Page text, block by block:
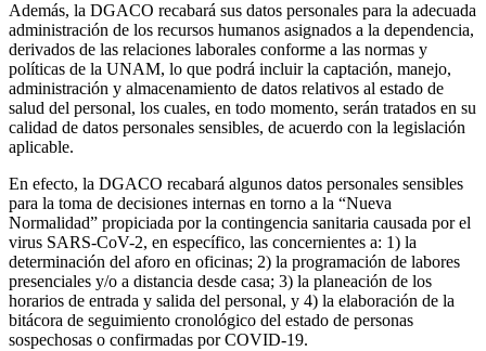
Además, la DGACO recabará sus datos personales para la adecuada
administración de los recursos humanos asignados a la dependencia,
derivados de las relaciones laborales conforme a las normas y
políticas de la UNAM, lo que podrá incluir la captación, manejo,
administración y almacenamiento de datos relativos al estado de
salud del personal, los cuales, en todo momento, serán tratados en su
calidad de datos personales sensibles, de acuerdo con la legislación
aplicable.
En efecto, la DGACO recabará algunos datos personales sensibles
para la toma de decisiones internas en torno a la “Nueva
Normalidad” propiciada por la contingencia sanitaria causada por el
virus SARS-CoV-2, en específico, las concernientes a: 1) la
determinación del aforo en oficinas; 2) la programación de labores
presenciales y/o a distancia desde casa; 3) la planeación de los
horarios de entrada y salida del personal, y 4) la elaboración de la
bitácora de seguimiento cronológico del estado de personas
sospechosas o confirmadas por COVID-19.